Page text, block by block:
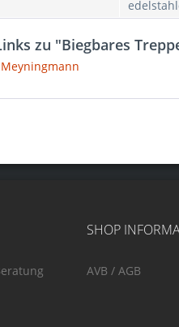
zu "Biegbares
SHOP
AVB / AGB